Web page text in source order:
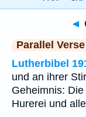
◄
Parallel Verse
Lutherbibel
und an ihrer
Geheimnis:
Hurerei und